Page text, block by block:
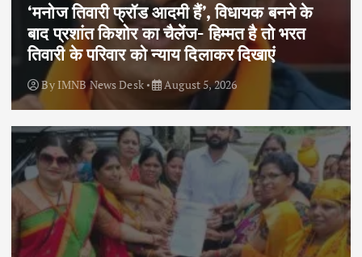
‘मनोज तिवारी फ्रॉड आदमी हैं’, विधायक बनने के
बाद प्रशांत किशोर का चैलेंज- हिम्मत है तो भरत
तिवारी के परिवार को न्याय दिलाकर दिखाएं
By IMNB News Desk August 5, 2026